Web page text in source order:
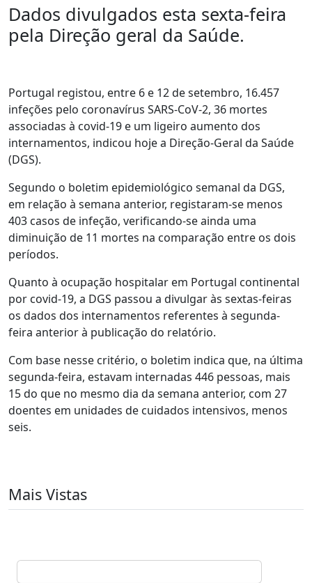
Dados divulgados esta sexta-feira
pela Direção geral da Saúde.
Portugal registou, entre 6 e 12 de setembro, 16.457
infeções pelo coronavírus SARS-CoV-2, 36 mortes
associadas à covid-19 e um ligeiro aumento dos
internamentos, indicou hoje a Direção-Geral da Saúde
(DGS).
Segundo o boletim epidemiológico semanal da DGS,
em relação à semana anterior, registaram-se menos
403 casos de infeção, verificando-se ainda uma
diminuição de 11 mortes na comparação entre os dois
períodos.
Quanto à ocupação hospitalar em Portugal continental
por covid-19, a DGS passou a divulgar às sextas-feiras
os dados dos internamentos referentes à segunda-
feira anterior à publicação do relatório.
Com base nesse critério, o boletim indica que, na última
segunda-feira, estavam internadas 446 pessoas, mais
15 do que no mesmo dia da semana anterior, com 27
doentes em unidades de cuidados intensivos, menos
seis.
Mais Vistas